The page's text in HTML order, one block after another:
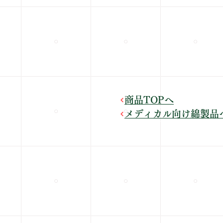
商品TOPへ
メディカル向け綿製品